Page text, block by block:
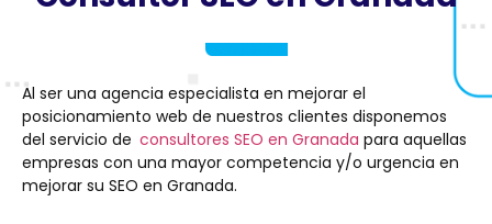
Al ser una agencia especialista en mejorar el
posicionamiento web de nuestros clientes disponemos
del servicio de consultores SEO en Granada para aquellas
empresas con una mayor competencia y/o urgencia en
mejorar su SEO en Granada.